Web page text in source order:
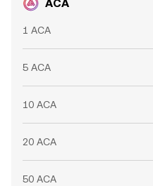
ACA
1 ACA
5 ACA
10 ACA
20 ACA
50 ACA